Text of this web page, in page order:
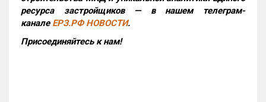
ресурса застройщиков — в нашем телеграм-
канале ЕРЗ.РФ НОВОСТИ.
Присоединяйтесь к нам!